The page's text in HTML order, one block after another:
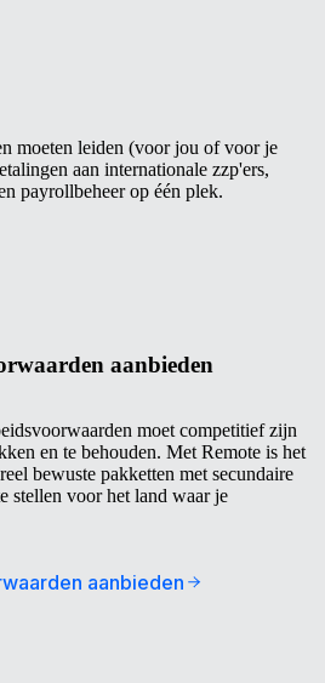
moeten leiden (voor jou of voor je
aan internationale zzp'ers,
payrollbeheer op één plek.
aanbieden
moet competitief zijn
en te behouden. Met Remote is het
bewuste pakketten met secundaire
stellen voor het land waar je
aanbieden